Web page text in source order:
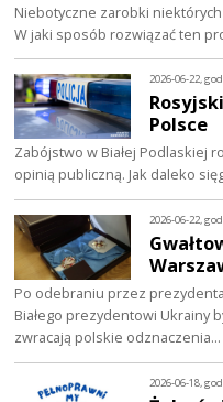
Niebotyczne zarobki
W jaki sposób rozwiązać ten
2026-06-22,
Polsce
Zabójstwo w Białej Podlaskiej
opinią publiczną. Jak daleko
2026-06-22,
Po odebraniu przez
Białego prezydentowi Ukrainy
zwracają polskie odznaczenia…
2026-06-18,